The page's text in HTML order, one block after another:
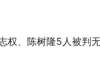
、陈树隆5人被判